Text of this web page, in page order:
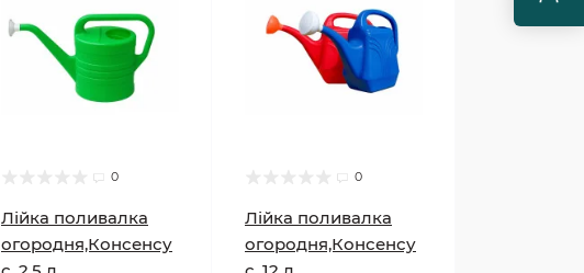
0
Лійка поливалка
огородня,Консенсу
0
Лійка поливалка
огородня,Консенсу